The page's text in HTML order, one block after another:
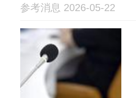
参考消息 2026-05-22